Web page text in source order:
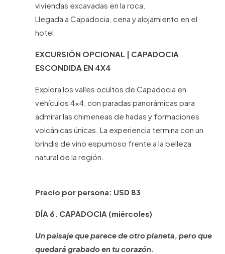
viviendas excavadas en la roca.
Llegada a Capadocia, cena y alojamiento en el
hotel.
EXCURSIÓN OPCIONAL | CAPADOCIA
ESCONDIDA EN 4X4
Explora los valles ocultos de Capadocia en
vehículos 4x4, con paradas panorámicas para
admirar las chimeneas de hadas y formaciones
volcánicas únicas. La experiencia termina con un
brindis de vino espumoso frente a la belleza
natural de la región.
Precio por persona: USD 83
DÍA 6. CAPADOCIA (miércoles)
Un paisaje que parece de otro planeta, pero que
quedará grabado en tu corazón.